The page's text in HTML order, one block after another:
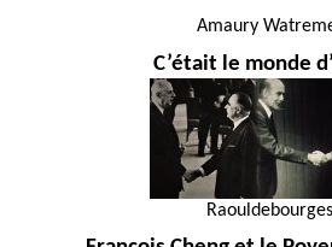
Amaury
C’était le monde
Raouldebourges